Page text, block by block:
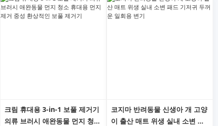
크림 휴대용 3-in-1 보풀 제거기
의류 브러시 애완동물 먼지 청소
코지마 반려동물 신생아 개 고양
이 출산 매트 위생 실내 소변 패